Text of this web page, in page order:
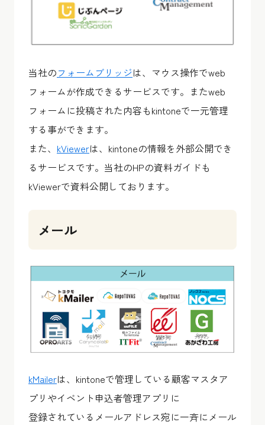
当社のフォームブリッジは、マウス操作でweb
フォームが作成できるサービスです。またweb
フォームに投稿された内容もkintoneで一元管理
する事ができます。
また、 kViewerは、kintoneの情報を外部公開でき
るサービスです。当社のHPの資料ガイドも
kViewerで資料公開しております。
メール
kMailerは、kintoneで管理している顧客マスタア
プリやイベント申込者管理アプリに
登録されているメールアドレス宛に一斉にメール